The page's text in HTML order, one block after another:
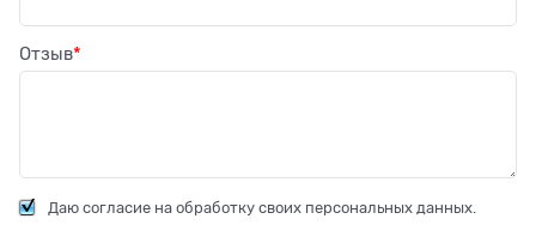
Отзыв
Даю согласие на обработку своих персональных данных.